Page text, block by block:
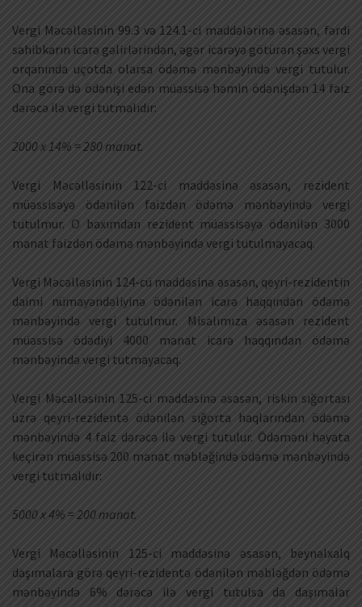
Vergi Məcəlləsinin 99.3 və 124.1-ci maddələrinə əsasən, fərdi
sahibkarın icarə gəlirlərindən, əgər icarəyə götürən şəxs vergi
orqanında uçotda olarsa ödəmə mənbəyində vergi tutulur.
Ona görə də ödənişi edən müəssisə həmin ödənişdən 14 faiz
dərəcə ilə vergi tutmalıdır:
2000 x 14% = 280 manat.
Vergi Məcəlləsinin 122-ci maddəsinə əsasən, rezident
müəssisəyə ödənilən faizdən ödəmə mənbəyində vergi
tutulmur. O baxımdan rezident müəssisəyə ödənilən 3000
manat faizdən ödəmə mənbəyində vergi tutulmayacaq.
Vergi Məcəlləsinin 124-cü maddəsinə əsasən, qeyri-rezidentin
daimi nümayəndəliyinə ödənilən icarə haqqından ödəmə
mənbəyində vergi tutulmur. Misalımıza əsasən rezident
müəssisə ödədiyi 4000 manat icarə haqqından ödəmə
mənbəyində vergi tutmayacaq.
Vergi Məcəlləsinin 125-ci maddəsinə əsasən, riskin sığortası
üzrə qeyri-rezidentə ödənilən sığorta haqlarından ödəmə
mənbəyində 4 faiz dərəcə ilə vergi tutulur. Ödəməni həyata
keçirən müəssisə 200 manat məbləğində ödəmə mənbəyində
vergi tutmalıdır:
5000 x 4% = 200 manat.
Vergi Məcəlləsinin 125-ci maddəsinə əsasən, beynəlxalq
daşımalara görə qeyri-rezidentə ödənilən məbləğdən ödəmə
mənbəyində 6% dərəcə ilə vergi tutulsa da daşımalar